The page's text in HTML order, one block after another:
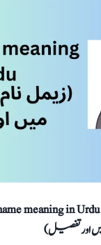
اور تفصیل)